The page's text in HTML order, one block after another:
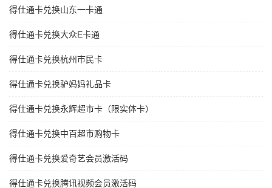
得仕通卡兑换山东一卡通
得仕通卡兑换大众E卡通
得仕通卡兑换杭州市民卡
得仕通卡兑换驴妈妈礼品卡
得仕通卡兑换永辉超市卡（限实体卡）
得仕通卡兑换中百超市购物卡
得仕通卡兑换爱奇艺会员激活码
得仕通卡兑换腾讯视频会员激活码